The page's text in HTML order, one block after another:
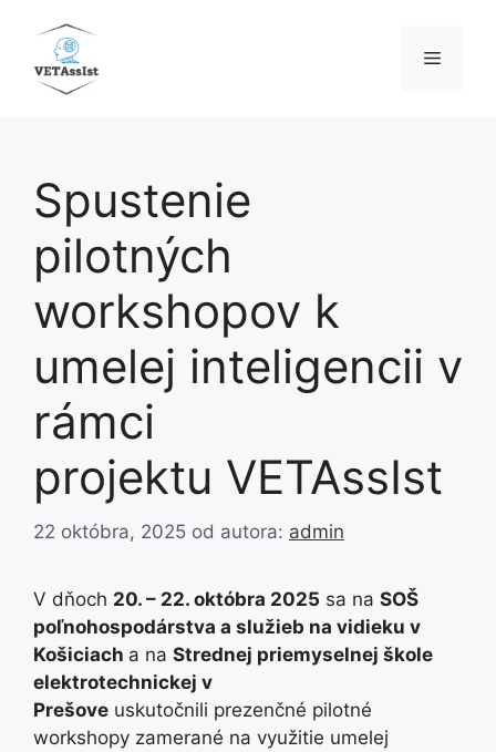
obsah
Menu
Spustenie
pilotných
workshopov k
umelej inteligencii v
rámci
projektu VETAssIst
22 októbra, 2025 od autora: admin
V dňoch 20. – 22. októbra 2025 sa na SOŠ
poľnohospodárstva a služieb na vidieku v
Košiciach a na Strednej priemyselnej škole
elektrotechnickej v
Prešove uskutočnili prezenčné pilotné
workshopy zamerané na využitie umelej